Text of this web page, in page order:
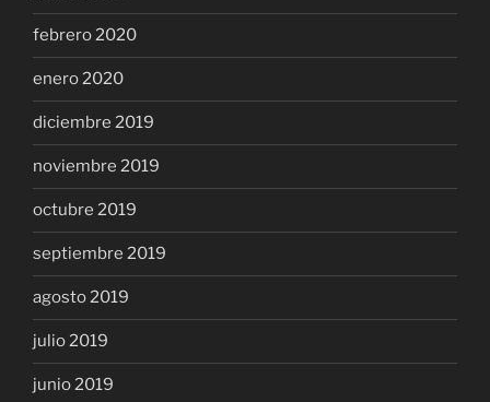
febrero 2020
enero 2020
diciembre 2019
noviembre 2019
octubre 2019
septiembre 2019
agosto 2019
julio 2019
junio 2019